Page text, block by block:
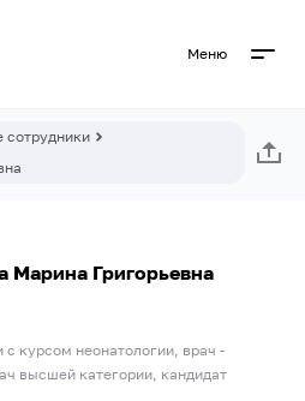
Меню
сотрудники
Марина Григорьевна
курсом неонатологии, врач -
высшей категории, кандидат